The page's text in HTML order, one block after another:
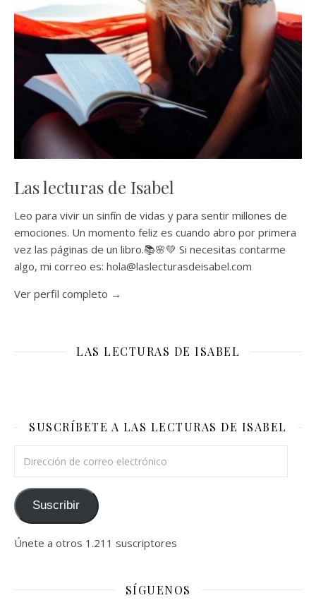
Las lecturas de Isabel
Leo para vivir un sinfín de vidas y para sentir millones de
emociones. Un momento feliz es cuando abro por primera
vez las páginas de un libro.📚🌸💚 Si necesitas contarme
algo, mi correo es: hola@laslecturasdeisabel.com
Ver perfil completo →
LAS LECTURAS DE ISABEL
SUSCRÍBETE A LAS LECTURAS DE ISABEL
Suscribir
Únete a otros 1.211 suscriptores
SÍGUENOS